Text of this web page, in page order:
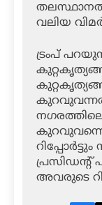
വലിയ
ട്രംപ്
പ്രസിഡൻ്റ്
അവരുടെ